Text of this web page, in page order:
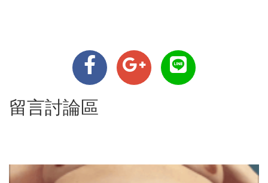
留言討論區